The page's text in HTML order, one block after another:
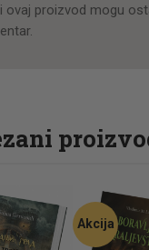
ovaj proizvod mogu
Akcija